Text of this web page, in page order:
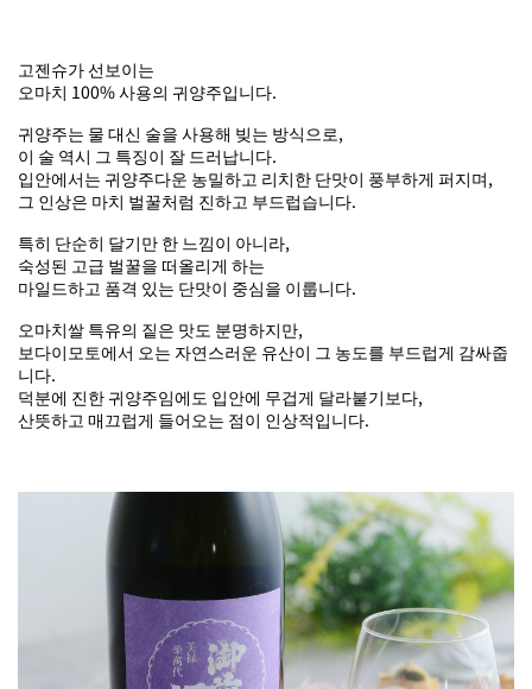
고젠슈가 선보이는
오마치 100% 사용의 귀양주입니다.
귀양주는 물 대신 술을 사용해 빚는 방식으로,
이 술 역시 그 특징이 잘 드러납니다.
입안에서는 귀양주다운 농밀하고 리치한 단맛이 풍부하게 퍼지며,
그 인상은 마치 벌꿀처럼 진하고 부드럽습니다.
특히 단순히 달기만 한 느낌이 아니라,
숙성된 고급 벌꿀을 떠올리게 하는
마일드하고 품격 있는 단맛이 중심을 이룹니다.
오마치쌀 특유의 짙은 맛도 분명하지만,
보다이모토에서 오는 자연스러운 유산이 그 농도를 부드럽게 감싸줍
니다.
덕분에 진한 귀양주임에도 입안에 무겁게 달라붙기보다,
산뜻하고 매끄럽게 들어오는 점이 인상적입니다.